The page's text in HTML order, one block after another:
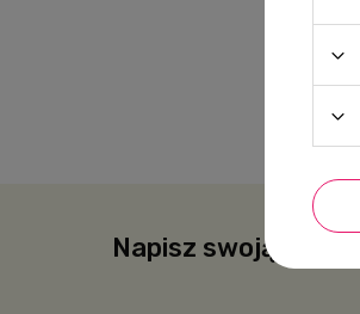
Napisz swoją opinię